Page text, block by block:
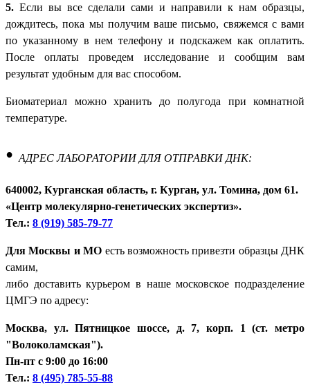
5. Если вы все сделали сами и направили к нам образцы,
дождитесь, пока мы получим ваше письмо, свяжемся с вами
по указанному в нем телефону и подскажем как оплатить.
После оплаты проведем исследование и сообщим вам
результат удобным для вас способом.
Биоматериал можно хранить до полугода при комнатной
температуре.
• АДРЕС ЛАБОРАТОРИИ ДЛЯ ОТПРАВКИ ДНК:
640002, Курганская область, г. Курган, ул. Томина, дом 61.
«Центр молекулярно-генетических экспертиз».
Тел.: 8 (919) 585-79-77
Для Москвы и МО есть возможность привезти образцы ДНК
самим,
либо доставить курьером в наше московское подразделение
ЦМГЭ по адресу:
Москва, ул. Пятницкое шоссе, д. 7, корп. 1 (ст. метро
"Волоколамская").
Пн-пт с 9:00 до 16:00
Тел.: 8 (495) 785-55-88